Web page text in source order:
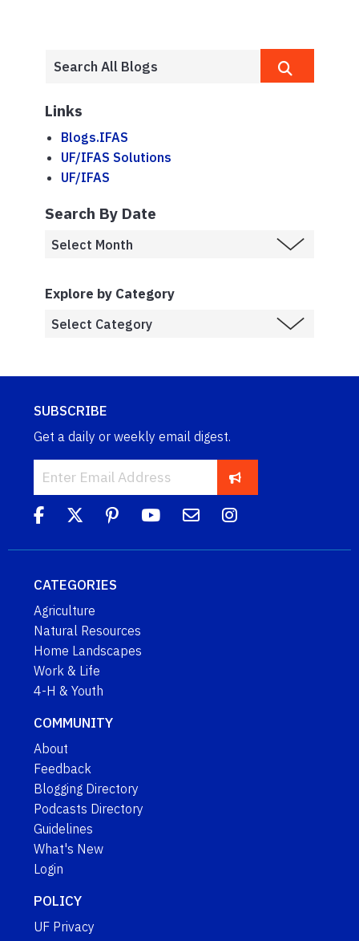
Links
Blogs.IFAS
UF/IFAS Solutions
UF/IFAS
Search By Date
Explore by Category
SUBSCRIBE
Get a daily or weekly email digest.
CATEGORIES
Agriculture
Natural Resources
Home Landscapes
Work & Life
4-H & Youth
COMMUNITY
About
Feedback
Blogging Directory
Podcasts Directory
Guidelines
What's New
Login
POLICY
UF Privacy